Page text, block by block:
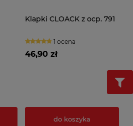
Klapki CLOACK z ocp. 791
1 ocena
46,90 zł
do koszyka